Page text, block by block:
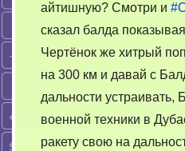
айтишную? Смотри и
сказал балда
Чертёнок же хитрый
на 300 км и давай с
дальности устраивать,
военной техники в
ракету свою на